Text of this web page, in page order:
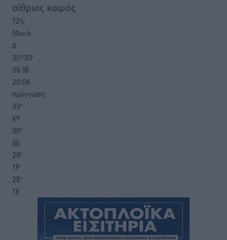
αίθριος καιρός
72%
14km/h
Δ
30°/30°
06:18
20:06
πρόγνωση:
33°
ΚΥ
30°
ΔΕ
29°
ΤΡ
28°
ΤΕ